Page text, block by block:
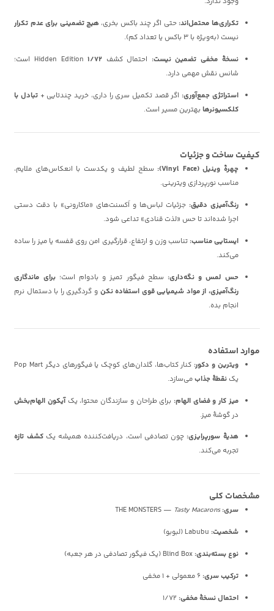
تکراری‌ها محتمل‌اند: حتی اگر چند باکس بخری، هیچ تضمینی برای عدم تکرار
نیست (به‌ویژه با ۳ باکس یا تعداد کم).
نسخهٔ مخفی تضمین نیست: احتمال کشف Hidden Edition ۱/۷۲
است؛
شانس نقش مهمی دارد.
استراتژی جمع‌آوری: اگر قصد تکمیل سری را داری، خرید چندتایی + تبادل با
کلکسیونرها بهترین مسیر است.
کیفیت ساخت و جزئیات
چهرهٔ وینیل (Vinyl Face):
سطح لطیف و یکدست با انعکاس‌های ملایم،
مناسب نورپردازی ویترینی.
رنگ‌آمیزی دقیق: جزئیات لباس‌ها و اَکسنت‌های «ماکارونی» با دقت دستی
اجرا شده‌اند تا حس «لذت قنادی» تداعی شود.
ایستایی مناسب: تناسب وزن و ارتفاع، قرارگیری امن روی قفسه یا میز را ساده
می‌کند.
حس لمس و نگه‌داری: سطح فیگور تمیز و بادوام است؛برای ماندگاری
رنگ‌آمیزی، از مواد شیمیایی قوی استفاده نکن و گردگیری را با دستمال نرم
انجام بده.
موارد استفاده
ویترین و دکور:
کنار کتاب‌ها، گلدان‌های کوچک یا فیگورهای دیگر Pop Mart
یکنقطهٔ جذابمی‌سازد.
میز کار و فضای الهام: برای طراحان و سازندگان محتوا، یکآیکون الهام‌بخش
در گوشهٔ میز.
هدیهٔ سورپرایزی: چون تصادفی است، دریافت‌کننده همیشه یککشف تازه
تجربه می‌کند.
مشخصات کلی
سری:THE MONSTERS —
Tasty Macarons
شخصیت:
نوع بسته‌بندی: Blind Box (یک فیگور تصادفی در هر جعبه)
ترکیب سری:
احتمال نسخهٔ مخفی: